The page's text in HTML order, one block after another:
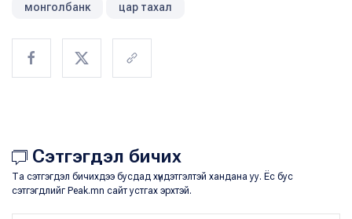
монголбанк цар тахал
Сэтгэгдэл бичих
Та сэтгэгдэл бичихдээ бусдад хүндэтгэлтэй хандана уу. Ёс бус
сэтгэгдлийг Peak.mn сайт устгах эрхтэй.